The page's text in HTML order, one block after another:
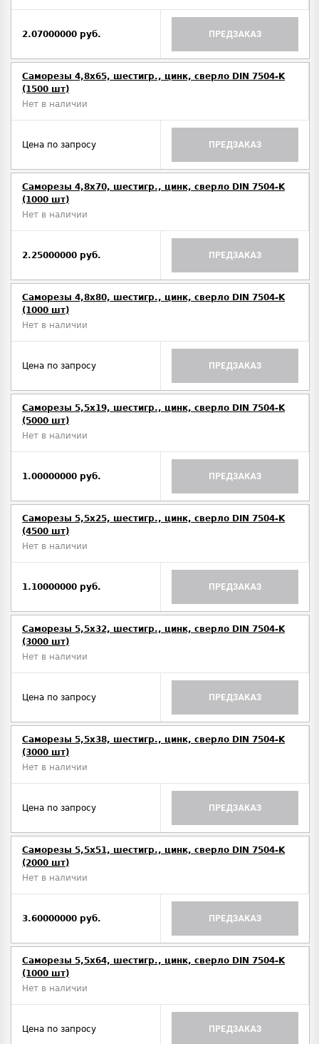
2.07000000 руб. ПРЕДЗАКАЗ
Саморезы 4,8х65, шестигр., цинк, сверло DIN 7504-K
(1500 шт)
Нет в наличии
Цена по запросу ПРЕДЗАКАЗ
Саморезы 4,8х70, шестигр., цинк, сверло DIN 7504-K
(1000 шт)
Нет в наличии
2.25000000 руб. ПРЕДЗАКАЗ
Саморезы 4,8х80, шестигр., цинк, сверло DIN 7504-K
(1000 шт)
Нет в наличии
Цена по запросу ПРЕДЗАКАЗ
Саморезы 5,5х19, шестигр., цинк, сверло DIN 7504-K
(5000 шт)
Нет в наличии
1.00000000 руб. ПРЕДЗАКАЗ
Саморезы 5,5х25, шестигр., цинк, сверло DIN 7504-K
(4500 шт)
Нет в наличии
1.10000000 руб. ПРЕДЗАКАЗ
Саморезы 5,5х32, шестигр., цинк, сверло DIN 7504-K
(3000 шт)
Нет в наличии
Цена по запросу ПРЕДЗАКАЗ
Саморезы 5,5х38, шестигр., цинк, сверло DIN 7504-K
(3000 шт)
Нет в наличии
Цена по запросу ПРЕДЗАКАЗ
Саморезы 5,5х51, шестигр., цинк, сверло DIN 7504-K
(2000 шт)
Нет в наличии
3.60000000 руб. ПРЕДЗАКАЗ
Саморезы 5,5х64, шестигр., цинк, сверло DIN 7504-K
(1000 шт)
Нет в наличии
Цена по запросу ПРЕДЗАКАЗ